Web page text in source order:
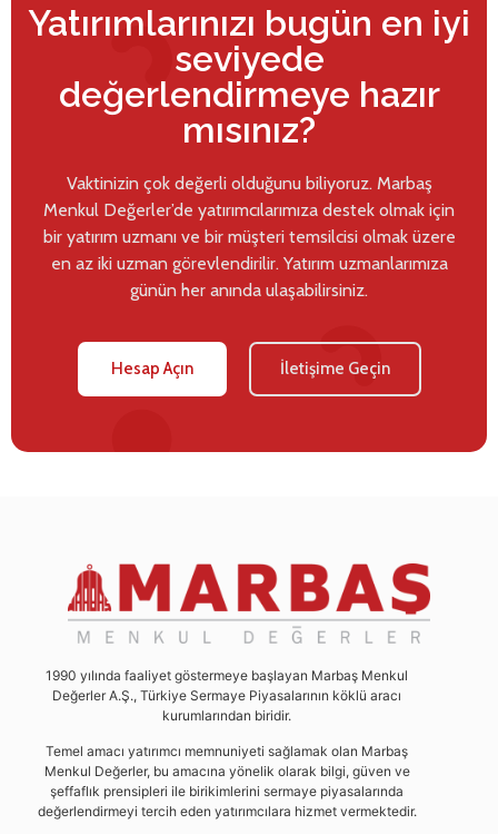
Yatırımlarınızı bugün en iyi
seviyede
değerlendirmeye hazır
mısınız?
Vaktinizin çok değerli olduğunu biliyoruz. Marbaş
Menkul Değerler’de yatırımcılarımıza destek olmak için
bir yatırım uzmanı ve bir müşteri temsilcisi olmak üzere
en az iki uzman görevlendirilir. Yatırım uzmanlarımıza
günün her anında ulaşabilirsiniz.
Hesap Açın İletişime Geçin
1990 yılında faaliyet göstermeye başlayan Marbaş Menkul
Değerler A.Ş., Türkiye Sermaye Piyasalarının köklü aracı
kurumlarından biridir.
Temel amacı yatırımcı memnuniyeti sağlamak olan Marbaş
Menkul Değerler, bu amacına yönelik olarak bilgi, güven ve
şeffaflık prensipleri ile birikimlerini sermaye piyasalarında
değerlendirmeyi tercih eden yatırımcılara hizmet vermektedir.